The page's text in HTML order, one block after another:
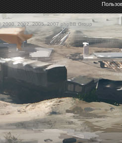
2000, 2002, 2005, 2007 phpBB Group